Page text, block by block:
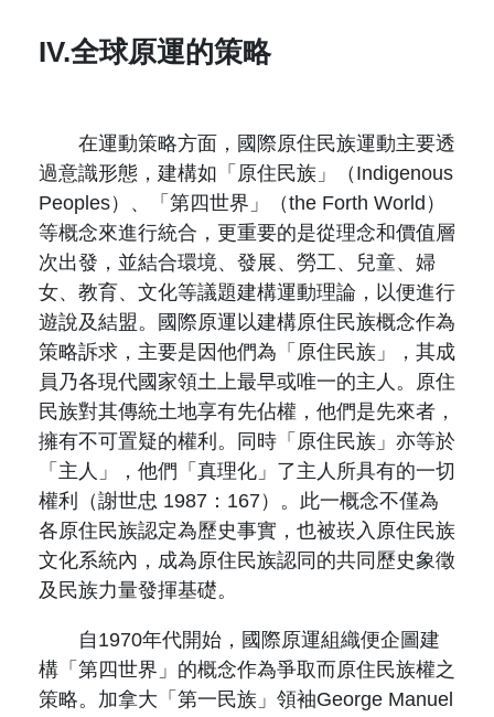
IV.全球原運的策略
在運動策略方面，國際原住民族運動主要透
過意識形態，建構如「原住民族」（Indigenous
Peoples）、「第四世界」（the Forth World）
等概念來進行統合，更重要的是從理念和價值層
次出發，並結合環境、發展、勞工、兒童、婦
女、教育、文化等議題建構運動理論，以便進行
遊說及結盟。國際原運以建構原住民族概念作為
策略訴求，主要是因他們為「原住民族」，其成
員乃各現代國家領土上最早或唯一的主人。原住
民族對其傳統土地享有先佔權，他們是先來者，
擁有不可置疑的權利。同時「原住民族」亦等於
「主人」，他們「真理化」了主人所具有的一切
權利（謝世忠 1987：167）。此一概念不僅為
各原住民族認定為歷史事實，也被崁入原住民族
文化系統內，成為原住民族認同的共同歷史象徵
及民族力量發揮基礎。
自1970年代開始，國際原運組織便企圖建
構「第四世界」的概念作為爭取而原住民族權之
策略。加拿大「第一民族」領袖George Manuel